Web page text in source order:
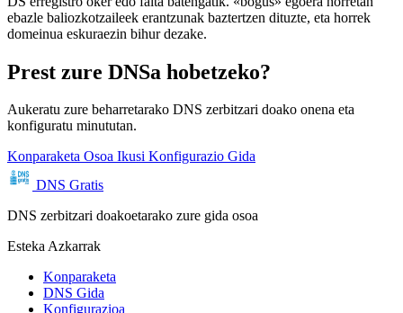
ebazle baliozkotzaileek erantzunak baztertzen dituzte, eta horrek
domeinua eskuraezin bihur dezake.
Prest zure DNSa hobetzeko?
Aukeratu zure beharretarako DNS zerbitzari doako onena eta
konfiguratu minututan.
Konparaketa Osoa Ikusi Konfigurazio Gida
DNS Gratis
DNS zerbitzari doakoetarako zure gida osoa
Esteka Azkarrak
Konparaketa
DNS Gida
Konfigurazioa